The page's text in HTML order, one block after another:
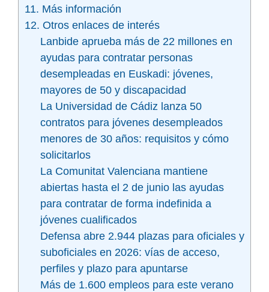
11. Más información
12. Otros enlaces de interés
Lanbide aprueba más de 22 millones en
ayudas para contratar personas
desempleadas en Euskadi: jóvenes,
mayores de 50 y discapacidad
La Universidad de Cádiz lanza 50
contratos para jóvenes desempleados
menores de 30 años: requisitos y cómo
solicitarlos
La Comunitat Valenciana mantiene
abiertas hasta el 2 de junio las ayudas
para contratar de forma indefinida a
jóvenes cualificados
Defensa abre 2.944 plazas para oficiales y
suboficiales en 2026: vías de acceso,
perfiles y plazo para apuntarse
Más de 1.600 empleos para este verano